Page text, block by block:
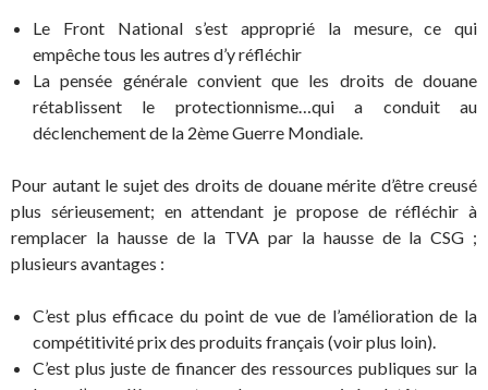
Le Front National s’est approprié la mesure, ce qui
empêche tous les autres d’y réfléchir
La pensée générale convient que les droits de douane
rétablissent le protectionnisme…qui a conduit au
déclenchement de la 2ème Guerre Mondiale.
Pour autant le sujet des droits de douane mérite d’être creusé
plus sérieusement; en attendant je propose de réfléchir à
remplacer la hausse de la TVA par la hausse de la CSG ;
plusieurs avantages :
C’est plus efficace du point de vue de l’amélioration de la
compétitivité prix des produits français (voir plus loin).
C’est plus juste de financer des ressources publiques sur la